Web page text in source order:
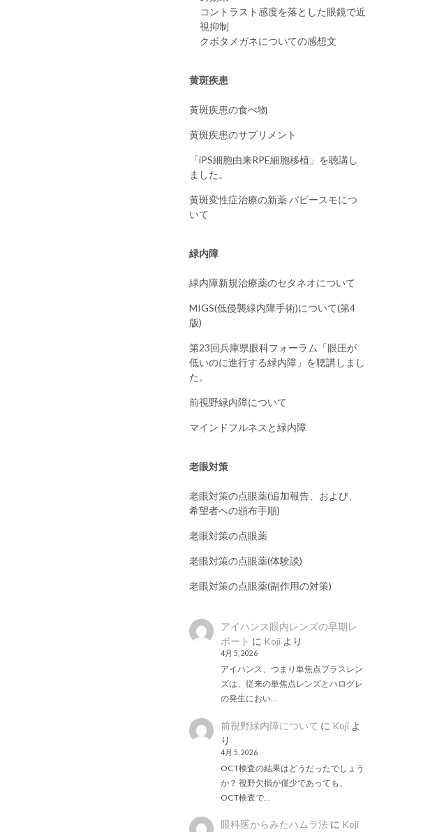
コントラスト感度を落とした眼鏡で近
視抑制
クボタメガネについての感想文
黄斑疾患
黄斑疾患の食べ物
黄斑疾患のサプリメント
「iPS細胞由来RPE細胞移植」を聴講し
ました。
黄斑変性症治療の新薬 バビースモにつ
いて
緑内障
緑内障新規治療薬のセタネオについて
MIGS(低侵襲緑内障手術)について(第4
版)
第23回兵庫県眼科フォーラム「眼圧が
低いのに進行する緑内障」を聴講しまし
た。
前視野緑内障について
マインドフルネスと緑内障
老眼対策
老眼対策の点眼薬(追加報告、および、
希望者への頒布手順)
老眼対策の点眼薬
老眼対策の点眼薬(体験談)
老眼対策の点眼薬(副作用の対策)
アイハンス眼内レンズの早期レ
ポート に Koji より
4月 5, 2026
アイハンス、つまり単焦点プラスレン
ズは、従来の単焦点レンズとハログレ
の発生におい…
前視野緑内障について に Koji よ
り
4月 5, 2026
OCT検査の結果はどうだったでしょう
か？ 視野欠損が僅少であっても、
OCT検査で…
眼科医からみたハムラ法 に Koji